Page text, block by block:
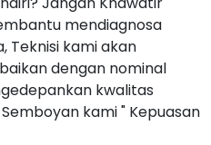
mendiagnosa
Teknisi kami akan
dengan nominal
kwalitas
kami " Kepuasan